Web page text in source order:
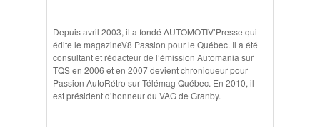
Depuis avril 2003, il a fondé AUTOMOTIV’Presse qui
édite le magazineV8 Passion pour le Québec. Il a été
consultant et rédacteur de l’émission Automania sur
TQS en 2006 et en 2007 devient chroniqueur pour
Passion AutoRétro sur Télémag Québec. En 2010, il
est président d’honneur du VAG de Granby.